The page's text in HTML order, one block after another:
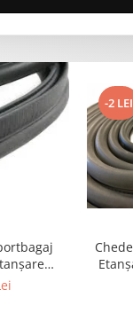
-
-2 LEI